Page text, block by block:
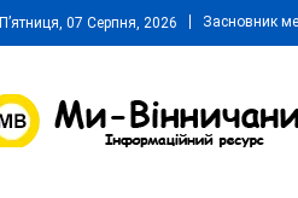
П’ятниця, 07 Серпня, 2026 Засновник